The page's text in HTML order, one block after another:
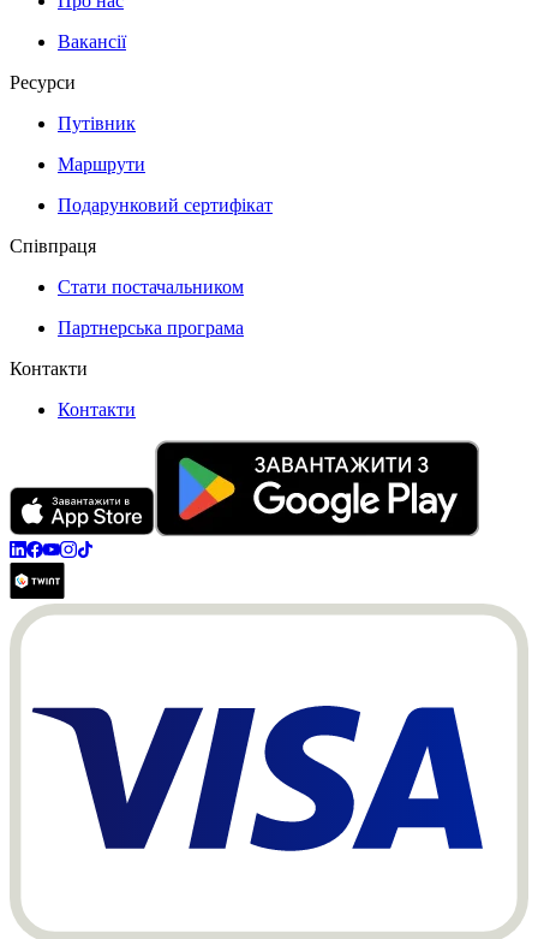
Вакансії
Ресурси
Путівник
Маршрути
Подарунковий сертифікат
Співпраця
Стати постачальником
Партнерська програма
Контакти
Контакти